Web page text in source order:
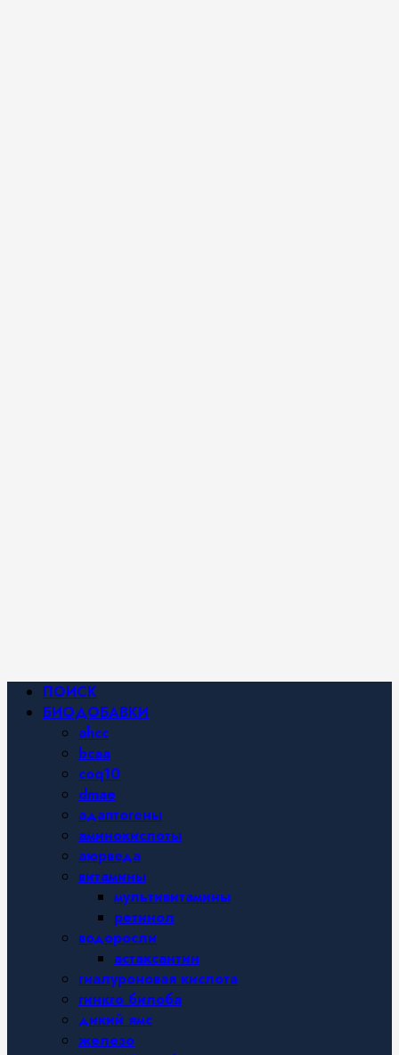
Основное
меню
ПОИСК
БИОДОБАВКИ
ahcc
bcaa
coq10
dmae
адаптогены
аминокислоты
аюрведа
витамины
мультивитамины
ретинол
водоросли
астаксантин
гиалуроновая кислота
гинкго билоба
дикий ямс
железо